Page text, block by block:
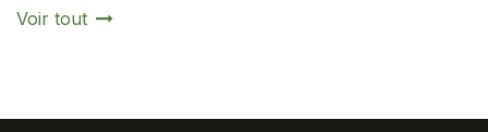
Voir tout